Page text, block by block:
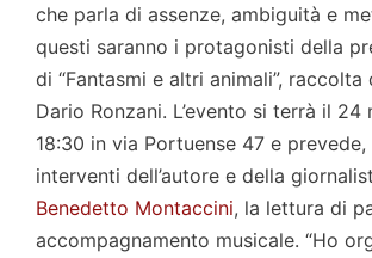
che parla di assenze, ambiguità e
questi saranno i protagonisti della
di “Fantasmi e altri animali”,
Dario Ronzani. L’evento si terrà il 24
18:30 in via Portuense 47 e
interventi dell’autore e della
Benedetto Montaccini, la lettura di
accompagnamento musicale. “Ho